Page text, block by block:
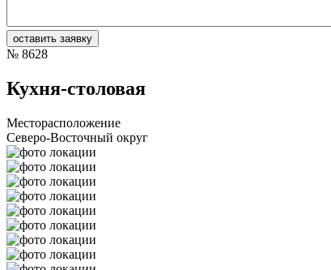
№ 8628
Кухня-столовая
Месторасположение
Северо-Восточный округ